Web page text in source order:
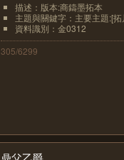
描述：版本:商鑄墨拓本
主題與關鍵字：主要主題:[
資料識別：金0312
305/6299